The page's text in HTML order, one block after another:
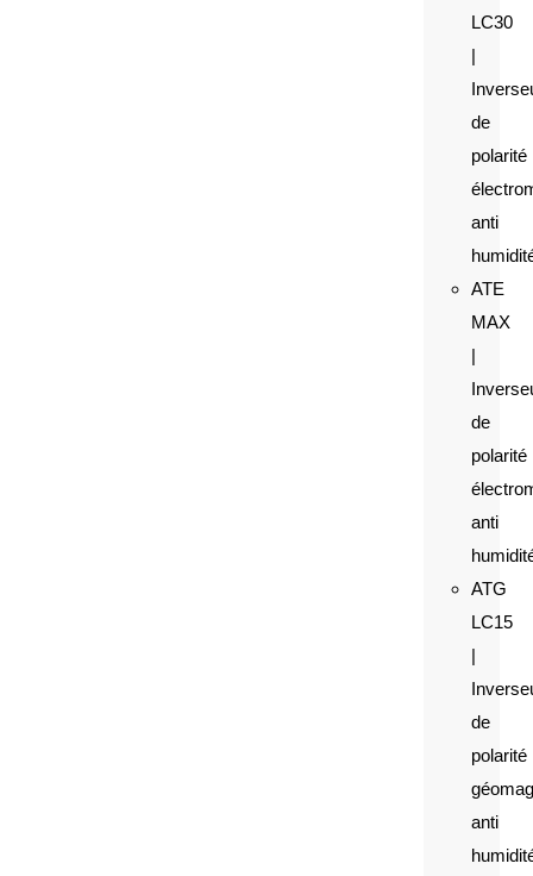
LC30
|
de
polarité
anti
ATE
MAX
|
de
polarité
anti
ATG
LC15
|
de
polarité
anti